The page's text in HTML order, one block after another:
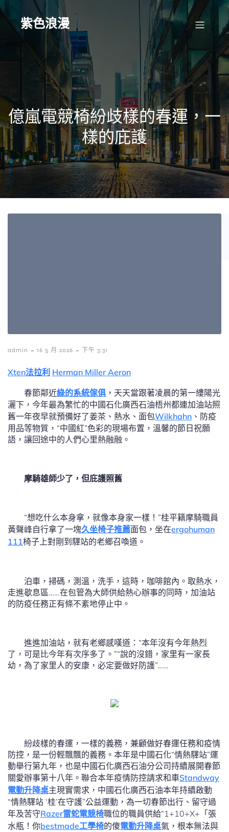
to
content紫色浪漫
億嵐電競椅紛歧樣的春運，一
樣的庇護
admin - 16 5 月 2026 - 下午 3:31
Xten法拉利 Herman Miller Aeron
春節鄰近綠的系統傢俱 ，天天當跟著凌晨的第一縷陽光
灑下，今年最為繁忙的中國石化廣西石油梧州都連加油站照
舊一年夜早就預備好了姜茶、熱水、面包Wilkhahn 、防疫
用品等物質，“中國紅”色彩的現場布置，溫馨的節日祝願
語，讓回途中的人們心里熱融融。
摩騎雄師少了，但庇護照舊
“想吃什么本身拿，就像本身家一樣！”桂平籍摩騎職員
黃聲峰自行拿了一塊久坐椅子推薦面包，坐在ergohuman
111椅子上對剛到驛站的老鄉召喚道。
泊車，掃碼，測溫，洗手，這時，咖啡館內。取熱水，
走進歇息區……在包管為大師供給熱心辦事的同時，加油站
的防疫任務正有條不紊地停止中。
進進加油站，就有老鄉感嘆道：“本年沒有今年熱烈
了，可是比今年有次序多了。”“說的沒錯，家里有一家長
幼，為了家里人的安康，必定要做好防護”……
紛歧樣的春運，一樣的義務，兼顧做好春運任務和疫情
防控，是一份輕飄飄的義務。本年是中國石化“情熱驛站”運
動舉行第九年，也是中國石化廣西石油分公司持續展開春節
關愛辦事第十八年。聯合本年疫情防控請求和車Standway
電動升降桌主現實需求，中國石化廣西石油本年持續啟動
“情熱驛站 ‘桂’在守護”公益運動，為一切春節出行、留守過
年及苦守Razer雷蛇電競椅職位的職員供給“1+10+X+「張
水瓶！你bestmade工學椅的傻電動升降桌氣，根本無法與